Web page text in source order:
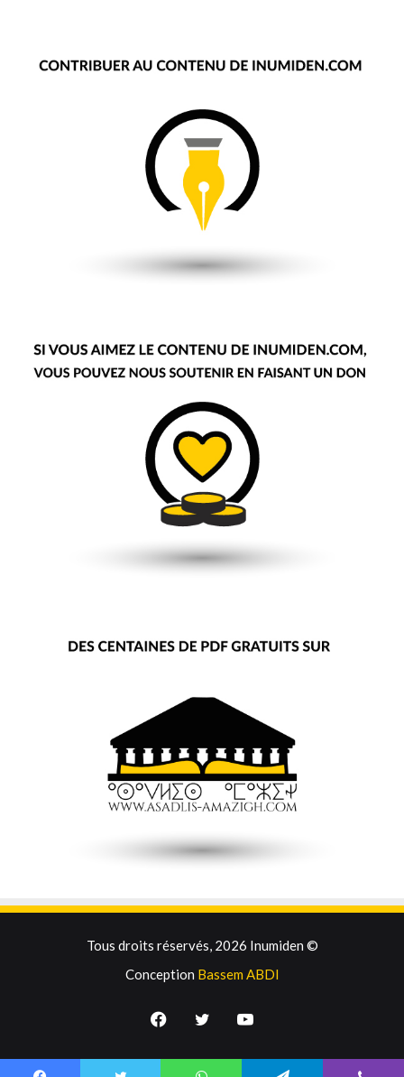
Tous droits réservés, 2026 Inumiden ©
Conception Bassem ABDI
FacebookTwitterYouTube